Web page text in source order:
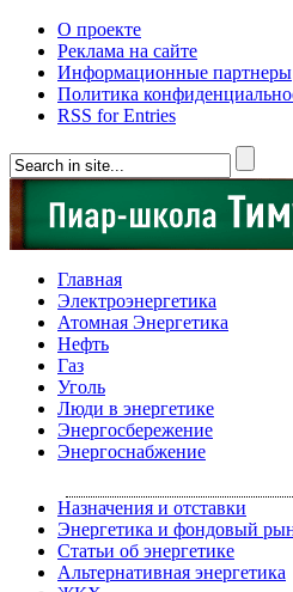
О проекте
Реклама на сайте
Информационные партнеры
Политика
RSS for Entries
Главная
Электроэнергетика
Атомная Энергетика
Нефть
Газ
Уголь
Люди в энергетике
Энергосбережение
Энергоснабжение
Назначения и отставки
Энергетика и фондовый
Статьи об энергетике
Альтернативная энергетика